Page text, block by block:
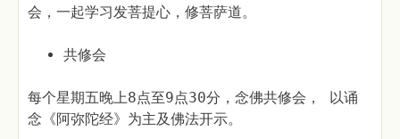
会，一起学习发菩提心，修菩萨道。
共修会
每个星期五晚上8点至9点30分，念佛共修会， 以诵
念《阿弥陀经》为主及佛法开示。